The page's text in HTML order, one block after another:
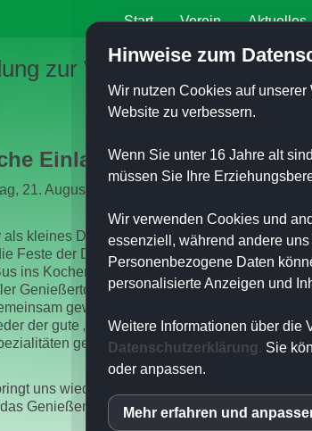
Start Verein Aktuelles
zur Weinfahrt
Einladung
21. August 2022, Abfahrt 9:00 Uhr
als kleines Dankeschön für unsere Helfer
Feste der Dorfgemeinschaft Roßfeld
ins Kochertal zur organisierten
Genießertour“
gewandert und es kann
der gute „Kochertaler“ oder
genossen werden.
uns wieder zurück,
Genießen Spaß.
Hinweise zum
Wir nutzen Cookies auf unserer
Website zu verbessern.
Wenn Sie unter 16 Jahre alt
müssen Sie Ihre
Wir verwenden Cookies und
essenziell, während andere
Personenbezogene Daten
personalisierte Anzeigen und
Weitere Informationen über die
Datenschutzerklärung. Sie
oder anpassen.
inCMS
Mehr erfahren und